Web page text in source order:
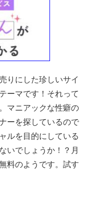
りにした珍しいサイ
ーマです！それって
マニアックな性癖の
ーを探しているので
ルを目的にしている
いでしょうか！？月
料のようです。試す